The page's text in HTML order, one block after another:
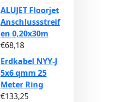
ALUJET Floorjet
Anschlussstreif
en 0,20x30m
€68,18
Erdkabel NYY-J
5x6 qmm 25
Meter Ring
€133,25